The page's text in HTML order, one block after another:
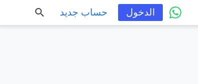
الدخول حساب جديد